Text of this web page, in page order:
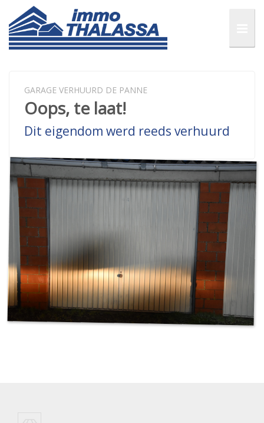
GARAGE VERHUURD DE PANNE
Oops, te laat!
Dit eigendom werd reeds verhuurd